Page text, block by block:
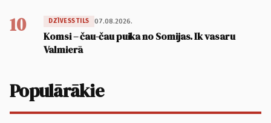
10 DZĪVESSTILS 07.08.2026.
Komsi – čau-čau puika no Somijas. Ik vasaru
Valmierā
Populārākie